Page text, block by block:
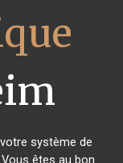
système de
Vous êtes au bon